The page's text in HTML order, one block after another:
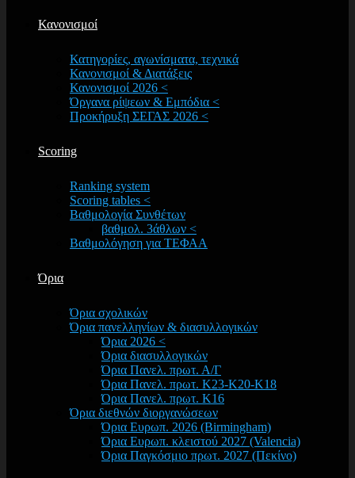
Κανονισμοί
Κατηγορίες, αγωνίσματα, τεχνικά
Κανονισμοί & Διατάξεις
Κανονισμοί 2026 <
Όργανα ρίψεων & Εμπόδια <
Προκήρυξη ΣΕΓΑΣ 2026 <
Scoring
Ranking system
Scoring tables <
Βαθμολογία Συνθέτων
βαθμολ. 3άθλων <
Βαθμολόγηση για ΤΕΦΑΑ
Όρια
Όρια σχολικών
Όρια πανελληνίων & διασυλλογικών
Όρια 2026 <
Όρια διασυλλογικών
Όρια Πανελ. πρωτ. Α/Γ
Όρια Πανελ. πρωτ. Κ23-Κ20-Κ18
Όρια Πανελ. πρωτ. Κ16
Όρια διεθνών διοργανώσεων
Όρια Ευρωπ. 2026 (Birmingham)
Όρια Ευρωπ. κλειστού 2027 (Valencia)
Όρια Παγκόσμιο πρωτ. 2027 (Πεκίνο)